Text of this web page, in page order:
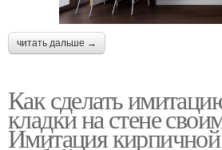
читать дальше →
Как сделать
кладки на стене
Имитация